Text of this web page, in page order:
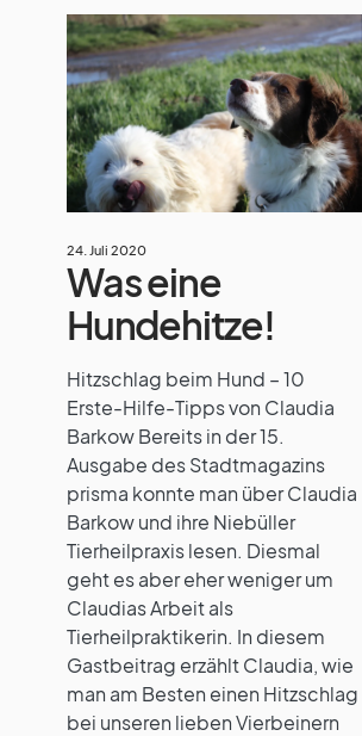
24. Juli 2020
Was eine
Hundehitze!
Hitzschlag beim Hund – 10
Erste-Hilfe-Tipps von Claudia
Barkow Bereits in der 15.
Ausgabe des Stadtmagazins
prisma konnte man über Claudia
Barkow und ihre Niebüller
Tierheilpraxis lesen. Diesmal
geht es aber eher weniger um
Claudias Arbeit als
Tierheilpraktikerin. In diesem
Gastbeitrag erzählt Claudia, wie
man am Besten einen Hitzschlag
bei unseren lieben Vierbeinern